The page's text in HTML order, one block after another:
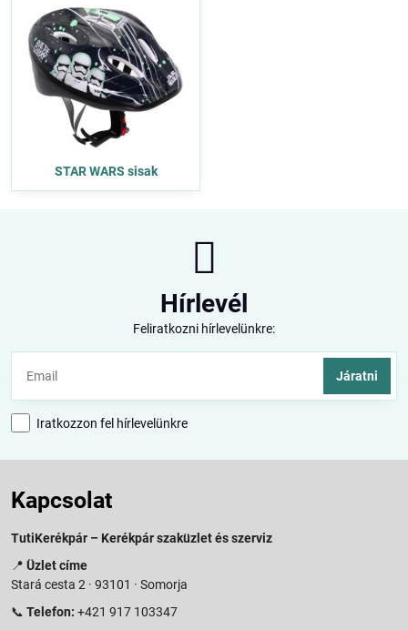
STAR WARS sisak
Hírlevél
Feliratkozni hírlevelünkre:
Járatni
Iratkozzon fel hírlevelünkre
Kapcsolat
TutiKerékpár – Kerékpár szaküzlet és szerviz
📍 Üzlet címe
Stará cesta 2 · 93101 · Somorja
📞 Telefon: +421 917 103347